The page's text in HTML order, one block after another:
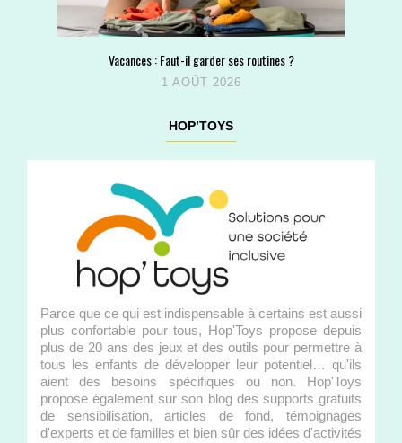
Vacances : Faut-il garder ses routines ?
1 AOÛT 2026
HOP’TOYS
Parce que ce qui est indispensable à certains est aussi
plus confortable pour tous, Hop'Toys propose depuis
plus de 20 ans des jeux et des outils pour permettre à
tous les enfants de développer leur potentiel… qu'ils
aient des besoins spécifiques ou non. Hop'Toys
propose également sur son blog des supports gratuits
de sensibilisation, articles de fond, témoignages
d'experts et de familles et bien sûr des idées d'activités